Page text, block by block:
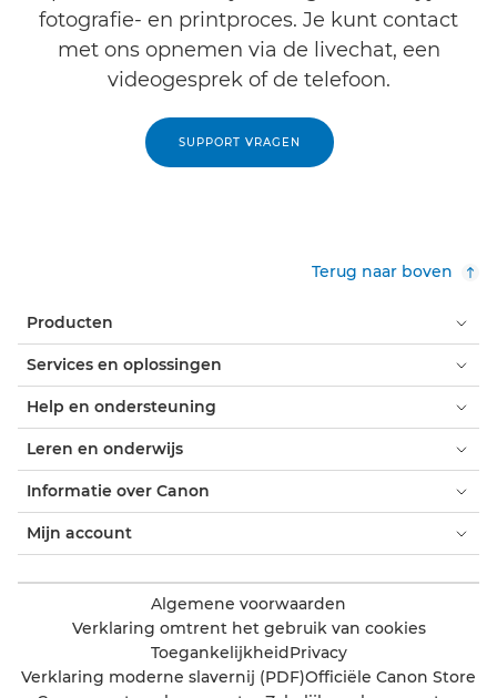
fotografie- en printproces. Je kunt contact
met ons opnemen via de livechat, een
videogesprek of de telefoon.
SUPPORT VRAGEN
Terug naar boven
Producten
Services en oplossingen
Help en ondersteuning
Leren en onderwijs
Informatie over Canon
Mijn account
Algemene voorwaarden
Verklaring omtrent het gebruik van cookies
ToegankelijkheidPrivacy
Verklaring moderne slavernij (PDF)Officiële Canon Store